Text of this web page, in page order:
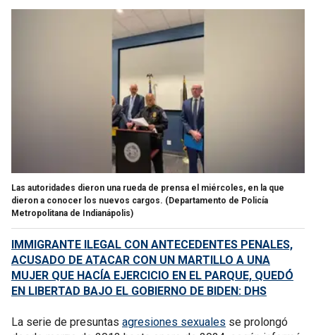
Las autoridades dieron una rueda de prensa el miércoles, en la que
dieron a conocer los nuevos cargos. (Departamento de Policía
Metropolitana de Indianápolis)
IMMIGRANTE ILEGAL CON ANTECEDENTES PENALES,
ACUSADO DE ATACAR CON UN MARTILLO A UNA
MUJER QUE HACÍA EJERCICIO EN EL PARQUE, QUEDÓ
EN LIBERTAD BAJO EL GOBIERNO DE BIDEN: DHS
La serie de presuntas agresiones sexuales se prolongó